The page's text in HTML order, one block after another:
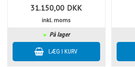
31.150,00 DKK
inkl. moms
På lager